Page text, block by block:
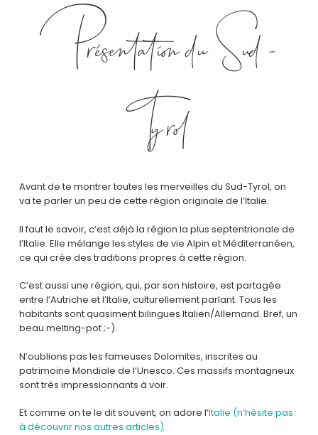
Présentation du Sud-
Tyrol
Avant de te montrer toutes les merveilles du Sud-Tyrol, on
va te parler un peu de cette région originale de l’Italie.
Il faut le savoir, c’est déjà la région la plus septentrionale de
l’Italie. Elle mélange les styles de vie Alpin et Méditerranéen,
ce qui crée des traditions propres à cette région.
C’est aussi une région, qui, par son histoire, est partagée
entre l’Autriche et l’Italie, culturellement parlant. Tous les
habitants sont quasiment bilingues Italien/Allemand. Bref, un
beau melting-pot ;-).
N’oublions pas les fameuses Dolomites, inscrites au
patrimoine Mondiale de l’Unesco. Ces massifs montagneux
sont très impressionnants à voir.
Et comme on te le dit souvent, on adore l’Italie (n’hésite pas
à découvrir nos autres articles).